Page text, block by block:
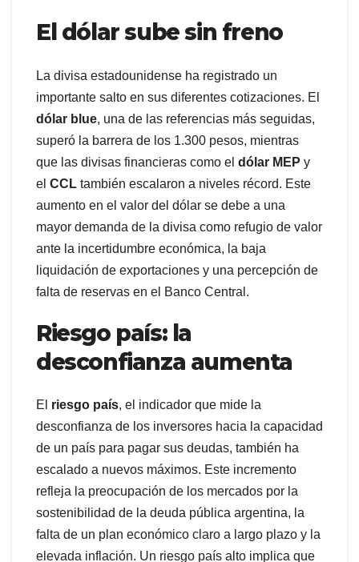
El dólar sube sin freno
La divisa estadounidense ha registrado un
importante salto en sus diferentes cotizaciones. El
dólar blue, una de las referencias más seguidas,
superó la barrera de los 1.300 pesos, mientras
que las divisas financieras como el dólar MEP y
el CCL también escalaron a niveles récord. Este
aumento en el valor del dólar se debe a una
mayor demanda de la divisa como refugio de valor
ante la incertidumbre económica, la baja
liquidación de exportaciones y una percepción de
falta de reservas en el Banco Central.
Riesgo país: la
desconfianza aumenta
El riesgo país, el indicador que mide la
desconfianza de los inversores hacia la capacidad
de un país para pagar sus deudas, también ha
escalado a nuevos máximos. Este incremento
refleja la preocupación de los mercados por la
sostenibilidad de la deuda pública argentina, la
falta de un plan económico claro a largo plazo y la
elevada inflación. Un riesgo país alto implica que